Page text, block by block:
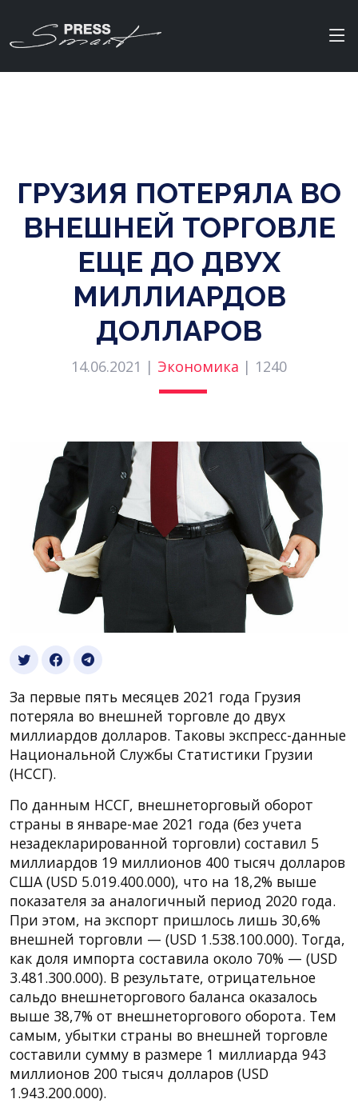
ГРУЗИЯ ПОТЕРЯЛА ВО
ВНЕШНЕЙ ТОРГОВЛЕ
ЕЩЕ ДО ДВУХ
МИЛЛИАРДОВ
ДОЛЛАРОВ
14.06.2021 | Экономика | 1240
За первые пять месяцев 2021 года Грузия
потеряла во внешней торговле до двух
миллиардов долларов. Таковы экспресс-данные
Национальной Службы Статистики Грузии
(НССГ).
По данным НССГ, внешнеторговый оборот
страны в январе-мае 2021 года (без учета
незадекларированной торговли) составил 5
миллиардов 19 миллионов 400 тысяч долларов
США (USD 5.019.400.000), что на 18,2% выше
показателя за аналогичный период 2020 года.
При этом, на экспорт пришлось лишь 30,6%
внешней торговли — (USD 1.538.100.000). Тогда,
как доля импорта составила около 70% — (USD
3.481.300.000). В результате, отрицательное
сальдо внешнеторгового баланса оказалось
выше 38,7% от внешнеторгового оборота. Тем
самым, убытки страны во внешней торговле
составили сумму в размере 1 миллиарда 943
миллионов 200 тысяч долларов (USD
1.943.200.000).